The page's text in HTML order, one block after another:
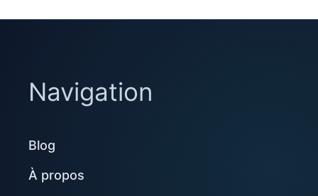
Navigation
Blog
À propos